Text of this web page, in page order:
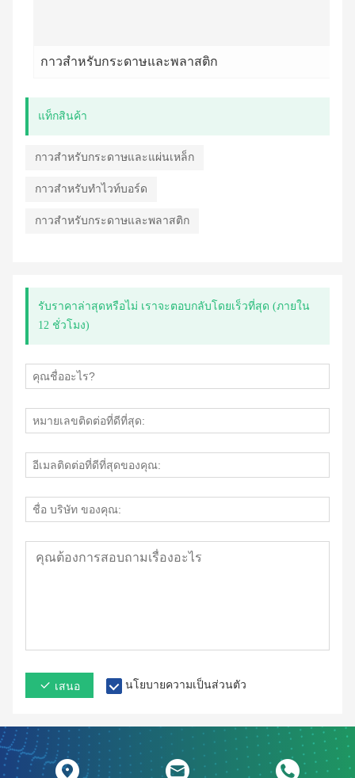
กาวสำหรับกระดาษและพลาสติก
แท็กสินค้า
กาวสำหรับกระดาษและแผ่นเหล็ก
กาวสำหรับทำไวท์บอร์ด
กาวสำหรับกระดาษและพลาสติก
รับราคาล่าสุดหรือไม่ เราจะตอบกลับโดยเร็วที่สุด (ภายใน
12 ชั่วโมง)
เสนอ นโยบายความเป็นส่วนตัว